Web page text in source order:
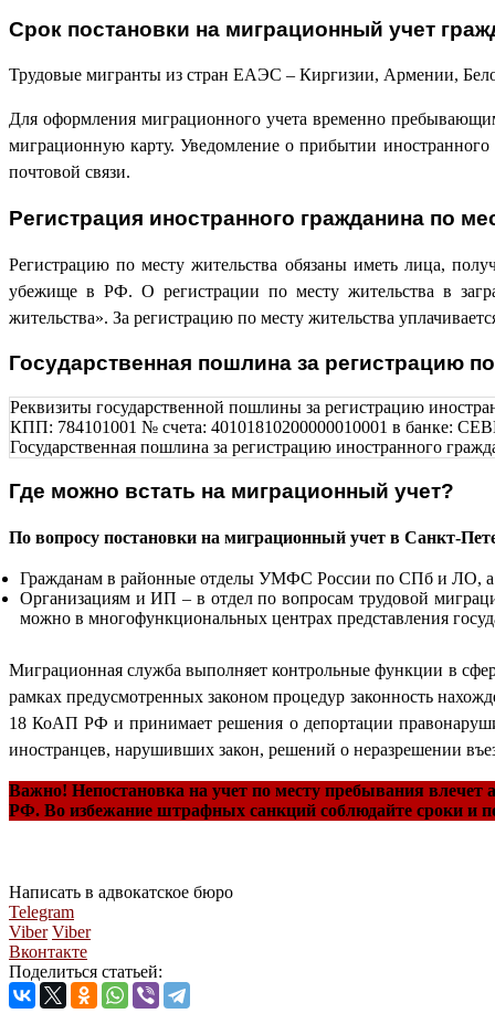
Срок постановки на миграционный учет
Трудовые мигранты из стран ЕАЭС – Киргизии, Армении,
Для оформления миграционного учета временно
миграционную карту. Уведомление о прибытии
почтовой связи.
Регистрация иностранного гражданина по
Регистрацию по месту жительства обязаны иметь лица,
убежище в РФ. О регистрации по месту жительства в
жительства». За регистрацию по месту жительства
Государственная пошлина за регистрацию
Реквизиты государственной пошлины за регистрацию
КПП: 784101001 № счета: 40101810200000010001 в
Государственная пошлина за регистрацию иностранного
Где можно встать на миграционный учет?
По вопросу постановки на миграционный учет в Санкт-
Гражданам в районные отделы УМФС России по СПб и ЛО, а
Организациям и ИП – в отдел по вопросам трудовой
можно в многофункциональных центрах представления
Миграционная служба выполняет контрольные функции в
рамках предусмотренных законом процедур законность
18 КоАП РФ и принимает решения о депортации
иностранцев, нарушивших закон, решений о неразрешении
Важно! Непостановка на учет по месту пребывания
РФ. Во избежание штрафных санкций соблюдайте сроки и
Написать в адвокатское бюро
Telegram
Viber Viber
Вконтакте
Поделиться статьей: